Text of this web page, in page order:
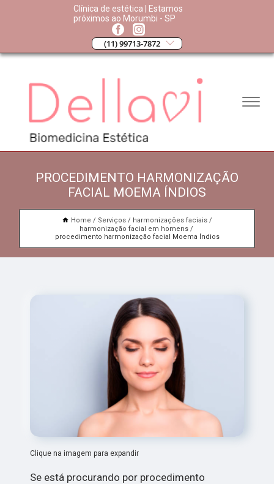
Clínica de estética | Estamos
próximos ao Morumbi - SP
(11) 99713-7872
PROCEDIMENTO HARMONIZAÇÃO
FACIAL MOEMA ÍNDIOS
Home Serviços
harmonizações faciais
harmonização facial em homens
procedimento harmonização facial Moema Índios
Clique na imagem para expandir
Se está procurando por procedimento